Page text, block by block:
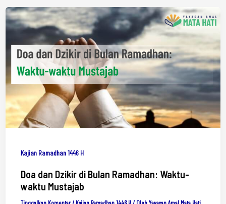
Kajian Ramadhan 1446 H
Doa dan Dzikir di Bulan Ramadhan: Waktu-
waktu Mustajab